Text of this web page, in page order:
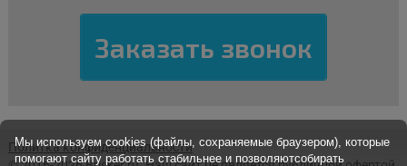
Политка конфиденциальности
Мы используем cookies (файлы, сохраняемые браузером), которые
помогают сайту работать стабильнее и позволяютсобирать